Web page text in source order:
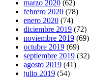
marzo 2020 (62)
febrero 2020 (78)
enero 2020 (74)
diciembre 2019 (72)
noviembre 2019 (69)
octubre 2019 (69)
septiembre 2019 (32)
agosto 2019 (41)
julio 2019 (54)